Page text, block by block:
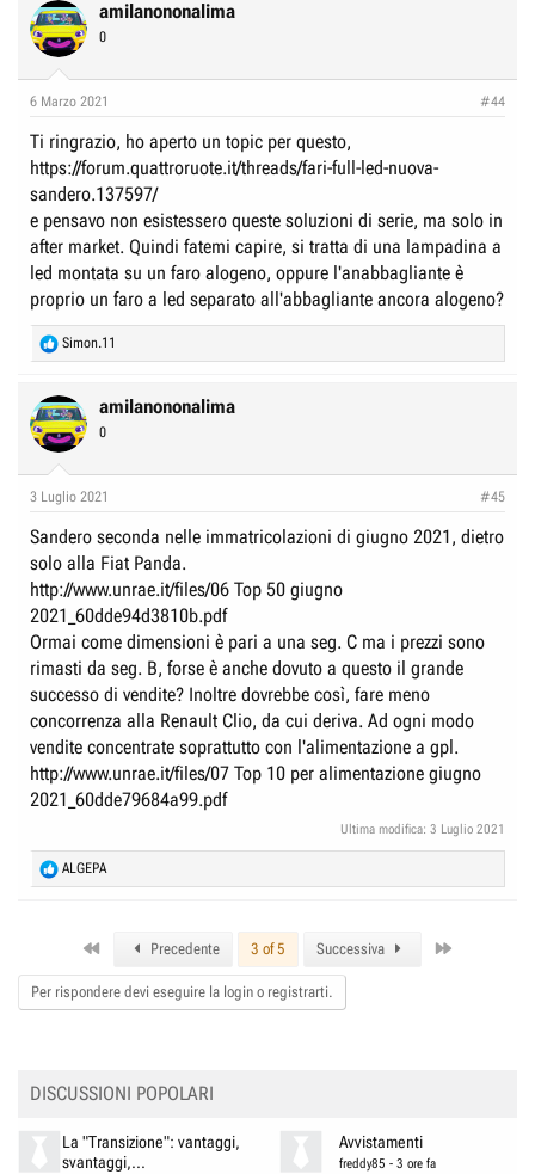
c
t
i
s
amilanononalima
0
6 Marzo 2021 #44
Ti ringrazio, ho aperto un topic per questo,
https://forum.quattroruote.it/threads/fari-full-led-nuova-
sandero.137597/
e pensavo non esistessero queste soluzioni di serie, ma solo in
after market. Quindi fatemi capire, si tratta di una lampadina a
led montata su un faro alogeno, oppure l'anabbagliante è
proprio un faro a led separato all'abbagliante ancora alogeno?
R
e
c
t
i
s
Simon.11
amilanononalima
0
3 Luglio 2021 #45
Sandero seconda nelle immatricolazioni di giugno 2021, dietro
solo alla Fiat Panda.
http://www.unrae.it/files/06 Top 50 giugno
2021_60dde94d3810b.pdf
Ormai come dimensioni è pari a una seg. C ma i prezzi sono
rimasti da seg. B, forse è anche dovuto a questo il grande
successo di vendite? Inoltre dovrebbe così, fare meno
concorrenza alla Renault Clio, da cui deriva. Ad ogni modo
vendite concentrate soprattutto con l'alimentazione a gpl.
http://www.unrae.it/files/07 Top 10 per alimentazione giugno
2021_60dde79684a99.pdf
Ultima modifica: 3 Luglio 2021
R
e
o
n
ALGEPA
Precedente 3 of 5 Successiva
Per rispondere devi eseguire la login o registrarti.
DISCUSSIONI POPOLARI
La "Transizione": vantaggi,
svantaggi,...
Avvistamenti
freddy85 - 3 ore fa